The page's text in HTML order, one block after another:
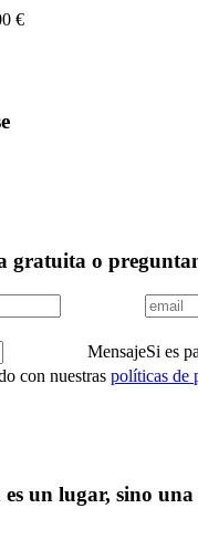
€
gratuita o
MensajeSi es
con nuestras políticas de
un lugar, sino